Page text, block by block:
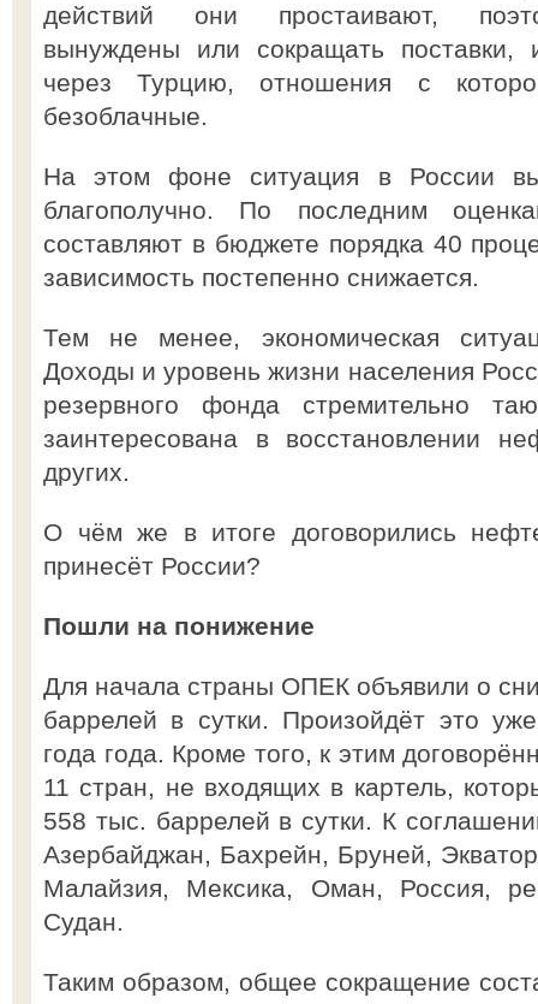
действий они простаивают,
вынуждены или сокращать поставки,
через Турцию, отношения с
безоблачные.
На этом фоне ситуация в России
благополучно. По последним
составляют в бюджете порядка 40
зависимость постепенно снижается.
Тем не менее, экономическая
Доходы и уровень жизни населения
резервного фонда стремительно
заинтересована в восстановлении
других.
О чём же в итоге договорились
принесёт России?
Пошли на понижение
Для начала страны ОПЕК объявили о
баррелей в сутки. Произойдёт это
года года. Кроме того, к этим
11 стран, не входящих в картель,
558 тыс. баррелей в сутки. К
Азербайджан, Бахрейн, Бруней,
Малайзия, Мексика, Оман, Россия,
Судан.
Таким образом, общее сокращение